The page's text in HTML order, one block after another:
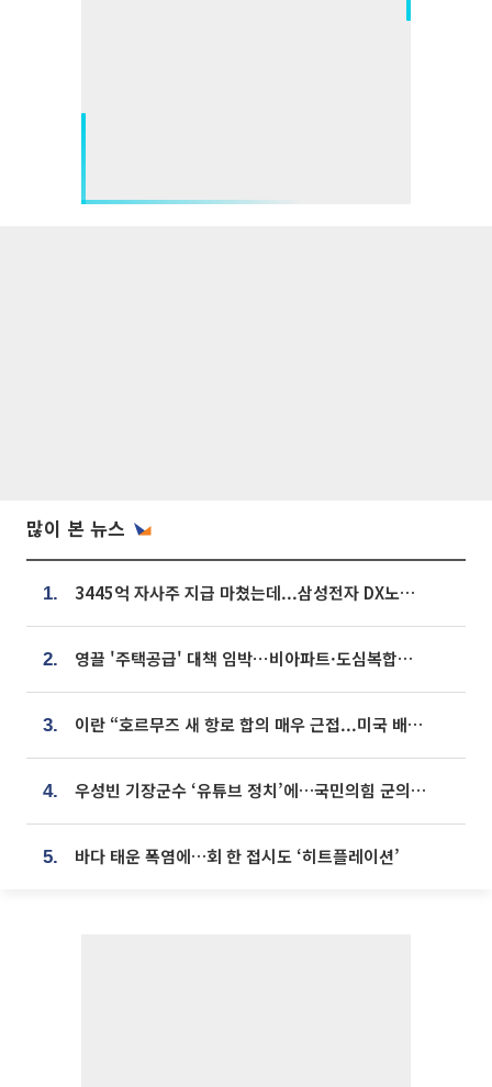
많이 본 뉴스
1. 3445억 자사주 지급 마쳤는데...삼성전자 DX노조, 뒤늦은 '떼쓰기 집회'
2. 영끌 '주택공급' 대책 임박⋯비아파트·도심복합까지 총동원
3. 이란 “호르무즈 새 항로 합의 매우 근접...미국 배상 먼저”
4. 우성빈 기장군수 ‘유튜브 정치’에…국민의힘 군의원들 집단 반발
5. 바다 태운 폭염에…회 한 접시도 ‘히트플레이션’